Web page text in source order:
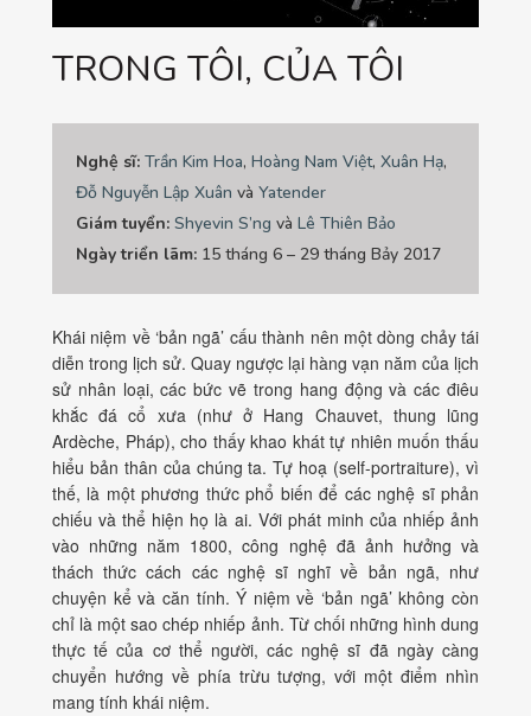
TRONG TÔI, CỦA TÔI
Nghệ sĩ: Trần Kim Hoa, Hoàng Nam Việt, Xuân Hạ,
Đỗ Nguyễn Lập Xuân và Yatender
Giám tuyển: Shyevin S’ng và Lê Thiên Bảo
Ngày triển lãm: 15 tháng 6 – 29 tháng Bảy 2017
Khái niệm về ‘bản ngã’ cấu thành nên một dòng chảy tái
diễn trong lịch sử. Quay ngược lại hàng vạn năm của lịch
sử nhân loại, các bức vẽ trong hang động và các điêu
khắc đá cổ xưa (như ở Hang Chauvet, thung lũng
Ardèche, Pháp), cho thấy khao khát tự nhiên muốn thấu
hiểu bản thân của chúng ta. Tự hoạ (self-portraiture), vì
thế, là một phương thức phổ biến để các nghệ sĩ phản
chiếu và thể hiện họ là ai. Với phát minh của nhiếp ảnh
vào những năm 1800, công nghệ đã ảnh hưởng và
thách thức cách các nghệ sĩ nghĩ về bản ngã, như
chuyện kể và căn tính. Ý niệm về ‘bản ngã’ không còn
chỉ là một sao chép nhiếp ảnh. Từ chối những hình dung
thực tế của cơ thể người, các nghệ sĩ đã ngày càng
chuyển hướng về phía trừu tượng, với một điểm nhìn
mang tính khái niệm.